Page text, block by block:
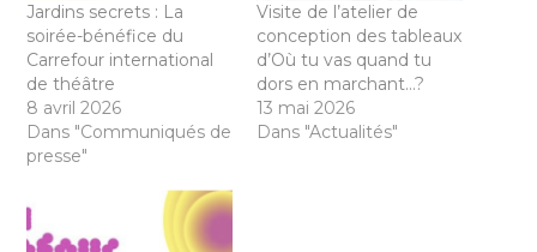
Jardins secrets : La
soirée-bénéfice du
Carrefour international
de théâtre
8 avril 2026
Dans "Communiqués de
presse"
Visite de l’atelier de
conception des tableaux
d’Où tu vas quand tu
dors en marchant…?
13 mai 2026
Dans "Actualités"